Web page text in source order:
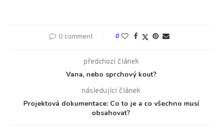
0 comment 0
předchozí článek
Vana, nebo sprchový kout?
následující článek
Projektová dokumentace: Co to je a co všechno musí
obsahovat?